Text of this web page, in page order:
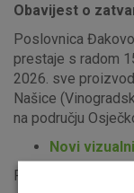
Obavijest o
Poslovnica
prestaje s radom
2026. sve
Našice
na području
Novi
Popis uplatno-